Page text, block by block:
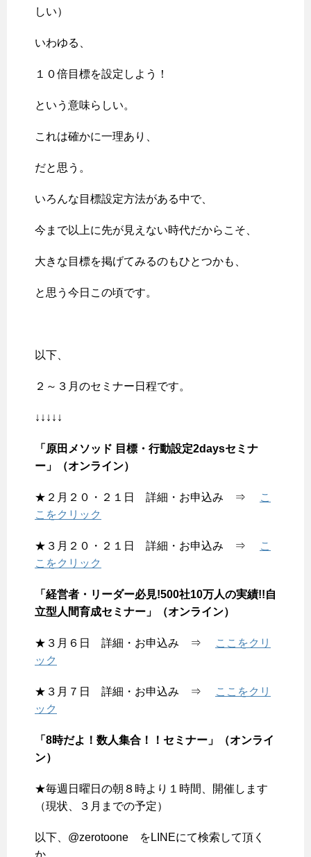
しい）
いわゆる、
１０倍目標を設定しよう！
という意味らしい。
これは確かに一理あり、
だと思う。
いろんな目標設定方法がある中で、
今まで以上に先が見えない時代だからこそ、
大きな目標を掲げてみるのもひとつかも、
と思う今日この頃です。
以下、
２～３月のセミナー日程です。
↓↓↓↓↓
「原田メソッド 目標・行動設定2daysセミナ
ー」（オンライン）
★２月２０・２１日 詳細・お申込み ⇒
こ
こをクリック
★３月２０・２１日 詳細・お申込み ⇒
こ
こをクリック
「経営者・リーダー必見!500社10万人の実績!!自
立型人間育成セミナー」（オンライン）
★３月６日 詳細・お申込み ⇒
ここをクリ
ック
★３月７日 詳細・お申込み ⇒
ここをクリ
ック
「8時だよ！数人集合！！セミナー」（オンライ
ン）
★毎週日曜日の朝８時より１時間、開催します
（現状、３月までの予定）
以下、@zerotoone をLINEにて検索して頂く
か、